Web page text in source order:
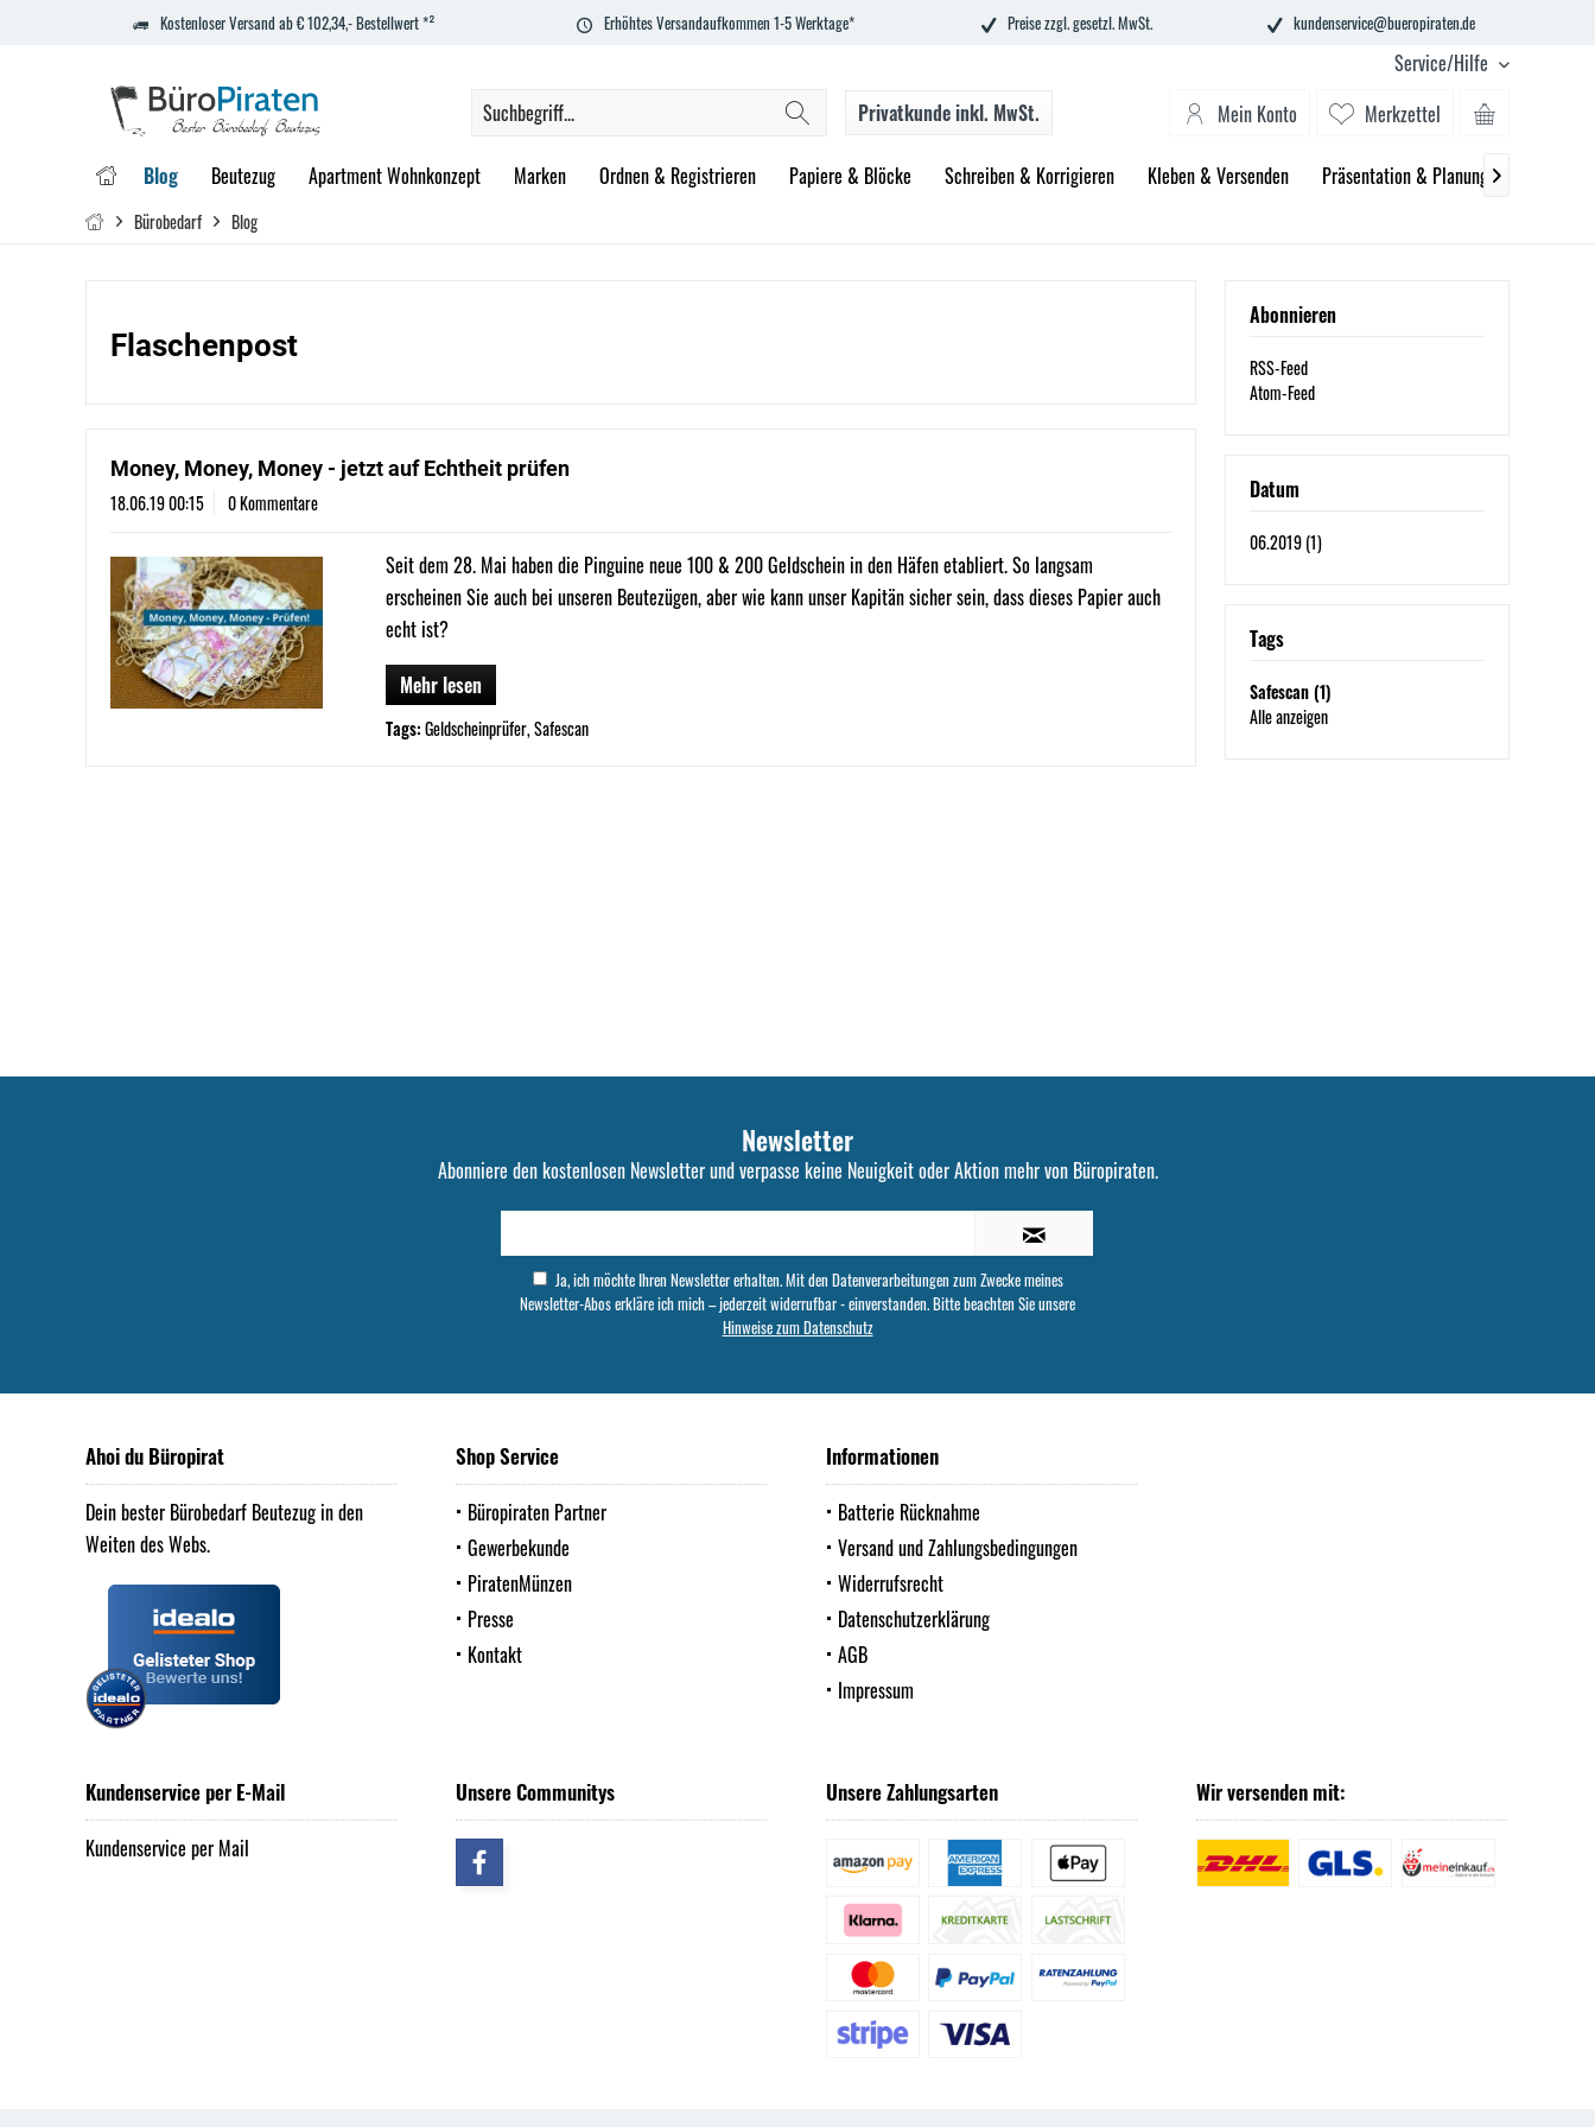
Kostenloser Versand ab € 102,34,- Bestellwert *² Erhöhtes Versandaufkommen 1-5 Werktage* Preise zzgl. gesetzl. MwSt. kundenservice@bueropiraten.de
Service/Hilfe
Merkzettel
Mein Konto
Privatkundeinkl. MwSt.
Blog Beutezug Apartment Wohnkonzept Marken Ordnen & Registrieren Papiere & Blöcke Schreiben & Korrigieren Kleben & Versenden Präsentation & Planung 
Bürobedarf Blog
Abonnieren
RSS-Feed
Atom-Feed
Datum
06.2019 (1)
Tags
Safescan (1)
Alle anzeigen
Flaschenpost
Money, Money, Money - jetzt auf Echtheit prüfen
18.06.19 00:15
0 Kommentare
Seit dem 28. Mai haben die Pinguine neue 100 & 200 Geldschein in den Häfen etabliert. So langsam
erscheinen Sie auch bei unseren Beutezügen, aber wie kann unser Kapitän sicher sein, dass dieses Papier auch
echt ist?
Mehr lesen
Tags: Geldscheinprüfer,Safescan
Newsletter
Abonniere den kostenlosen Newsletter und verpasse keine Neuigkeit oder Aktion mehr von Büropiraten.
Ja, ich möchte Ihren Newsletter erhalten. Mit den Datenverarbeitungen zum Zwecke meines
Newsletter-Abos erkläre ich mich – jederzeit widerrufbar - einverstanden. Bitte beachten Sie unsere
Hinweise zum Datenschutz
Ahoi du Büropirat
Dein bester Bürobedarf Beutezug in den
Weiten des Webs.
Shop Service
Büropiraten Partner
Gewerbekunde
PiratenMünzen
Presse
Kontakt
Informationen
Batterie Rücknahme
Versand und Zahlungsbedingungen
Widerrufsrecht
Datenschutzerklärung
AGB
Impressum
Kundenservice per E-Mail
Kundenservice per Mail
Unsere Communitys Unsere Zahlungsarten Wir versenden mit: